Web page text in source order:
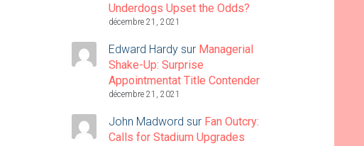
Underdogs Upset the Odds?
décembre 21, 2021
Edward Hardy sur Managerial
Shake-Up: Surprise
Appointmentat Title Contender
décembre 21, 2021
John Madword sur Fan Outcry:
Calls for Stadium Upgrades